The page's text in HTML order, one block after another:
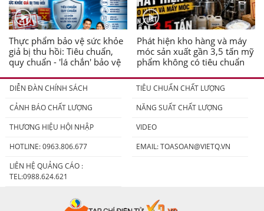
Thực phẩm bảo vệ sức khỏe
giả bị thu hồi: Tiêu chuẩn,
quy chuẩn - 'lá chắn' bảo vệ
Phát hiện kho hàng và máy
móc sản xuất gần 3,5 tấn mỹ
phẩm không có tiêu chuẩn
DIỄN ĐÀN CHÍNH SÁCH
TIÊU CHUẨN CHẤT LƯỢNG
CẢNH BÁO CHẤT LƯỢNG
NĂNG SUẤT CHẤT LƯỢNG
THƯƠNG HIỆU HỘI NHẬP
VIDEO
HOTLINE: 0963.806.677
EMAIL:TOASOAN@VIETQ.VN
LIÊN HỆ QUẢNG CÁO :
TEL:0988.624.621